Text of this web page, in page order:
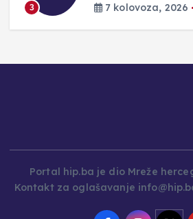
3
7 kolovoza, 2026
Portal hip.ba je dio Mreže
Kontakt za oglašavanje